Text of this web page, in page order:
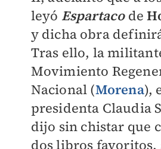
leyó Espartacode
y dicha obra
Tras ello, la
Movimiento
Nacional (Morena),
presidenta Claudia
dijo sin chistar que
dos libros favoritos,